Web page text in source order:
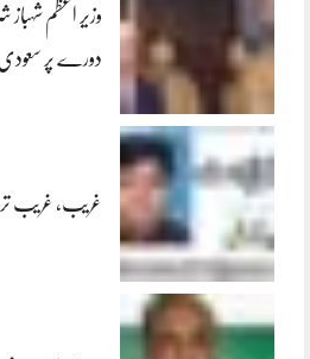
وزیر اعظم
دورے پر
غریب، غریب تر